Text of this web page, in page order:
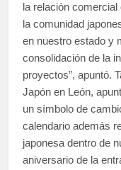
la relación
la comunidad
en nuestro estado y
consolidación de la
proyectos”, apuntó.
Japón en León,
un símbolo de
calendario además
japonesa dentro de
aniversario de la